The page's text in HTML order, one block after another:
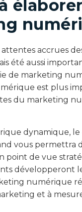
accrues
été aussi
de marketing
est plus
du marketing
dynamique,
vous permettra
point de vue
développeront
numérique
et à